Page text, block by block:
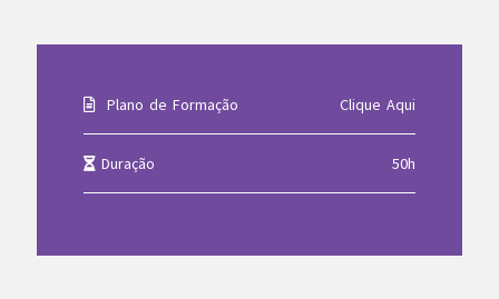
Plano de Formação Clique Aqui
Duração 50h